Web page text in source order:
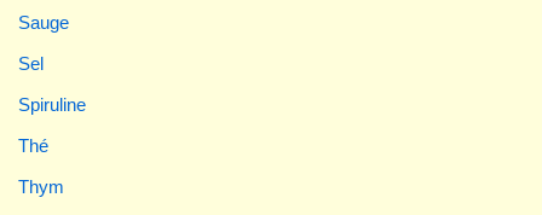
Sauge
Sel
Spiruline
Thé
Thym